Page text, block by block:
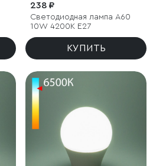
238 ₽
Светодиодная лампа A60
10W 4200K E27
КУПИТЬ